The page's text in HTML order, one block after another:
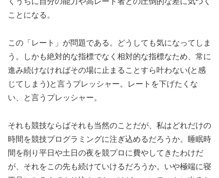
ことになる。
この「レート」が問題である。どうしても気になってしま
う。しかも絶対的な指標でなく相対的な指標なため、常に
進み続けなければその場に止まることすら叶わない(と感
じてしまう)と言うプレッシャー。レートを下げたくな
い、と言うプレッシャー。
それも競技ならばそれも当然のことだが、私はどれだけの
時間を競技プログラミングに注ぎ込めるだろうか。睡眠時
間を削り平日や土日の夜を競プロに費やしてきたわけだ
が、それをこの先も続けていけるだろうか。いや極端に寝